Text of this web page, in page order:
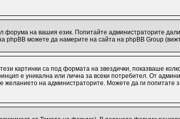
на вашия език. Попитайте администраторите
можете да намерите на сайта на phpBB Group
картинки са под формата на звездички, показваше
е уникална или лична за всеки потребител. От
на администраторите. Можете да ги попитате